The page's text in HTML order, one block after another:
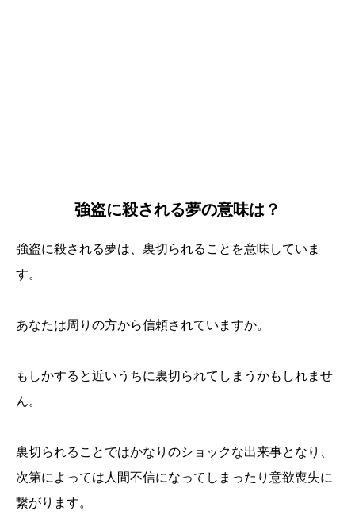
強盗に殺される夢の意味は？
強盗に殺される夢は、裏切られることを意味していま
す。
あなたは周りの方から信頼されていますか。
もしかすると近いうちに裏切られてしまうかもしれませ
ん。
裏切られることではかなりのショックな出来事となり、
次第によっては人間不信になってしまったり意欲喪失に
繋がります。